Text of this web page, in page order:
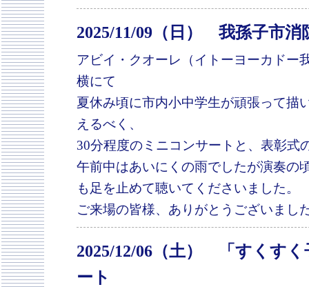
2025/11/09（日） 我孫子市
アビイ・クオーレ（イトーヨーカドー
横にて
夏休み頃に市内小中学生が頑張って描
えるべく、
30分程度のミニコンサートと、表彰式
午前中はあいにくの雨でしたが演奏の
も足を止めて聴いてくださいました。
ご来場の皆様、ありがとうございまし
2025/12/06（土） 「すくす
ート